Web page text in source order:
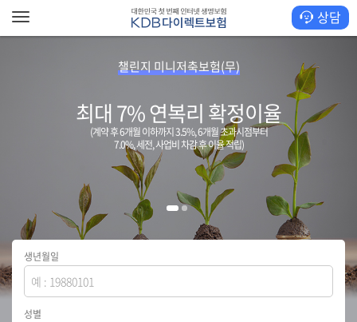
KDB
이
렉
상담
챌린지 미니저축보험(무)
최대 7% 연복리 확정이율
(계약 후 6개월 이하까지 3.5%, 6개월 초과시점부터
7.0%, 세전, 사업비 차감 후 이율 적립)
생년월일
성별